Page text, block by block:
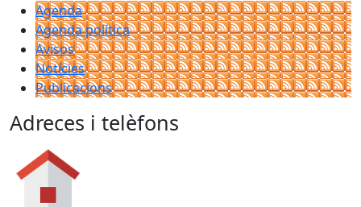
Agenda
Agenda política
Avisos
Notícies
Publicacions
Adreces i telèfons